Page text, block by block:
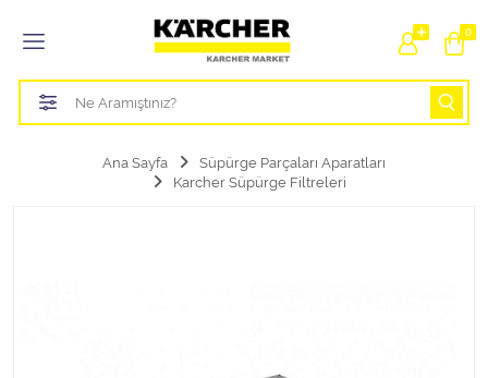
0
Tüm Kategoriler
Bahçe Sulama Ürünleri
Buharlı Temizlik Aparatları
Ana Sayfa
Süpürge Parçaları Aparatları
Karcher Süpürge Filtreleri